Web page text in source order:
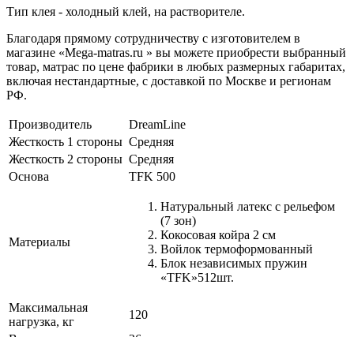
Тип клея - холодный клей, на растворителе.
Благодаря прямому сотрудничеству с изготовителем в
магазине «Mega-matras.ru » вы можете приобрести выбранный
товар, матрас по цене фабрики в любых размерных габаритах,
включая нестандартные, с доставкой по Москве и регионам
РФ.
Производитель
DreamLine
Жесткость 1 стороны Средняя
Жесткость 2 стороны Средняя
Основа
TFK 500
Материалы
Натуральный латекс с рельефом
(7 зон)
Кокосовая койра 2 см
Войлок термоформованный
Блок независимых пружин
«TFK»512шт.
Максимальная
нагрузка, кг
120